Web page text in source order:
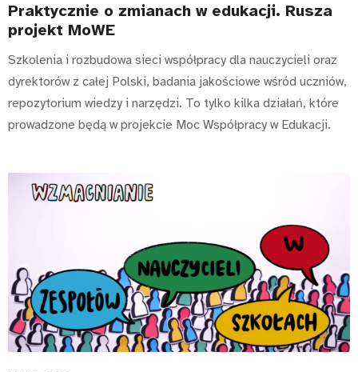
Praktycznie o zmianach w edukacji. Rusza
projekt MoWE
Szkolenia i rozbudowa sieci współpracy dla nauczycieli oraz
dyrektorów z całej Polski, badania jakościowe wśród uczniów,
repozytorium wiedzy i narzędzi. To tylko kilka działań, które
prowadzone będą w projekcie Moc Współpracy w Edukacji.